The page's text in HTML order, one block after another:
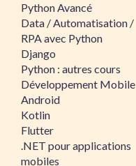
Python Avancé
Data / Automatisation /
RPA avec Python
Django
Python : autres cours
Développement Mobile
Android
Kotlin
Flutter
.NET pour applications
mobiles